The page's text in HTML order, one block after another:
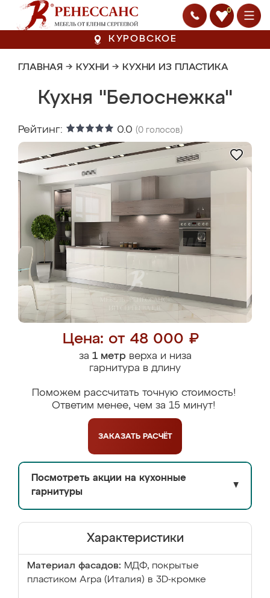
0
КУРОВСКОЕ
ГЛАВНАЯ → КУХНИ → КУХНИ ИЗ ПЛАСТИКА
Кухня "Белоснежка"
Рейтинг: 0.0 (0 голосов)
Цена: от 48 000 ₽
за 1 метрверха и низа
гарнитура в длину
Поможем рассчитать точную стоимость!
Ответим менее, чем за 15 минут!
ЗАКАЗАТЬ РАСЧЁТ
Посмотреть акции на кухонные
гарнитуры
▼
Характеристики
Материал фасадов: МДФ, покрытые
пластиком Arpa (Италия) в 3D-кромке